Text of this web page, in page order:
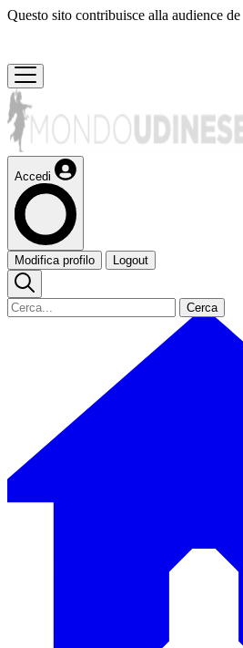
Questo sito contribuisce alla audience de
Accedi
Modifica profilo Logout
Cerca